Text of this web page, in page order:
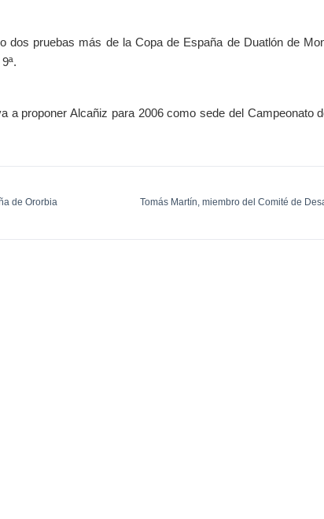
dos pruebas más de la Copa de España de Duatlón de
a proponer Alcañiz para 2006 como sede del Campeonato
de Ororbia
Tomás Martín, miembro del Comité de